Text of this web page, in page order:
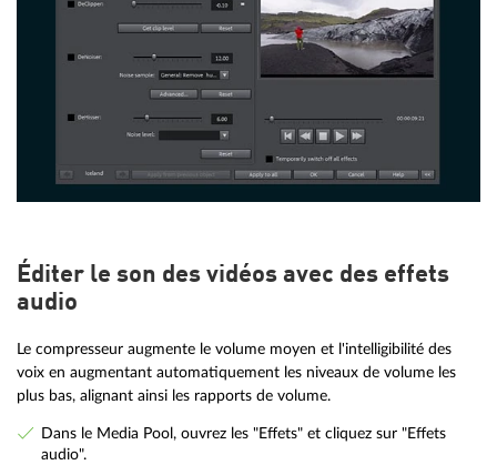
Éditer le son des vidéos avec des effets
audio
Le compresseur augmente le volume moyen et l'intelligibilité des
voix en augmentant automatiquement les niveaux de volume les
plus bas, alignant ainsi les rapports de volume.
Dans le Media Pool, ouvrez les "Effets" et cliquez sur "Effets
audio".